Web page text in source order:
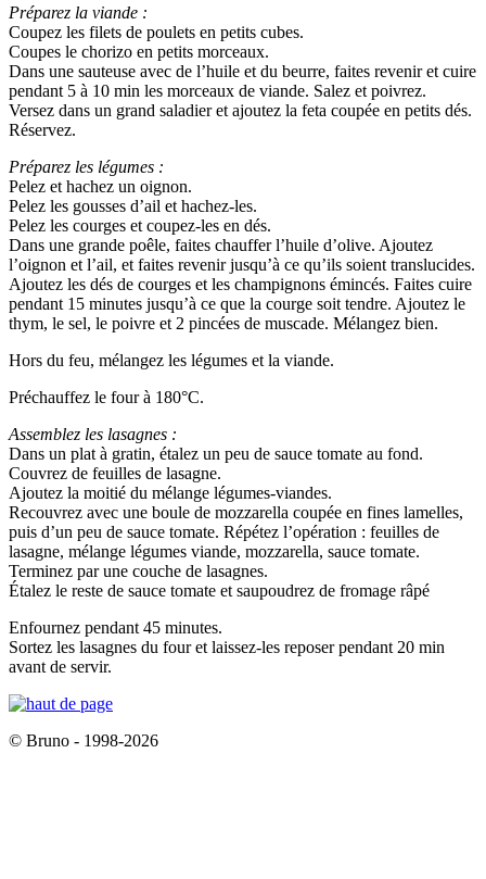
Préparez la viande :
Coupez les filets de poulets en petits cubes.
Coupes le chorizo en petits morceaux.
Dans une sauteuse avec de l’huile et du beurre, faites revenir et cuire
pendant 5 à 10 min les morceaux de viande. Salez et poivrez.
Versez dans un grand saladier et ajoutez la feta coupée en petits dés.
Réservez.
Préparez les légumes :
Pelez et hachez un oignon.
Pelez les gousses d’ail et hachez-les.
Pelez les courges et coupez-les en dés.
Dans une grande poêle, faites chauffer l’huile d’olive. Ajoutez
l’oignon et l’ail, et faites revenir jusqu’à ce qu’ils soient translucides.
Ajoutez les dés de courges et les champignons émincés. Faites cuire
pendant 15 minutes jusqu’à ce que la courge soit tendre. Ajoutez le
thym, le sel, le poivre et 2 pincées de muscade. Mélangez bien.
Hors du feu, mélangez les légumes et la viande.
Préchauffez le four à 180°C.
Assemblez les lasagnes :
Dans un plat à gratin, étalez un peu de sauce tomate au fond.
Couvrez de feuilles de lasagne.
Ajoutez la moitié du mélange légumes-viandes.
Recouvrez avec une boule de mozzarella coupée en fines lamelles,
puis d’un peu de sauce tomate. Répétez l’opération : feuilles de
lasagne, mélange légumes viande, mozzarella, sauce tomate.
Terminez par une couche de lasagnes.
Étalez le reste de sauce tomate et saupoudrez de fromage râpé
Enfournez pendant 45 minutes.
Sortez les lasagnes du four et laissez-les reposer pendant 20 min
avant de servir.
© Bruno - 1998-2026